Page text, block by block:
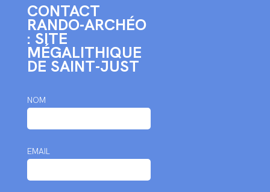
CONTACT
RANDO-ARCHÉO
: SITE
MÉGALITHIQUE
DE SAINT-JUST
NOM
EMAIL